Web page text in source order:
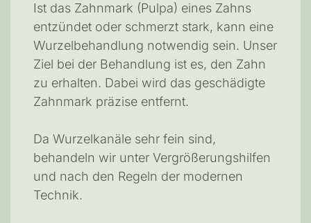
Ist das Zahnmark (Pulpa) eines Zahns
entzündet oder schmerzt stark, kann eine
Wurzelbehandlung notwendig sein. Unser
Ziel bei der Behandlung ist es, den Zahn
zu erhalten. Dabei wird das geschädigte
Zahnmark präzise entfernt.
Da Wurzelkanäle sehr fein sind,
behandeln wir unter Vergrößerungshilfen
und nach den Regeln der modernen
Technik.